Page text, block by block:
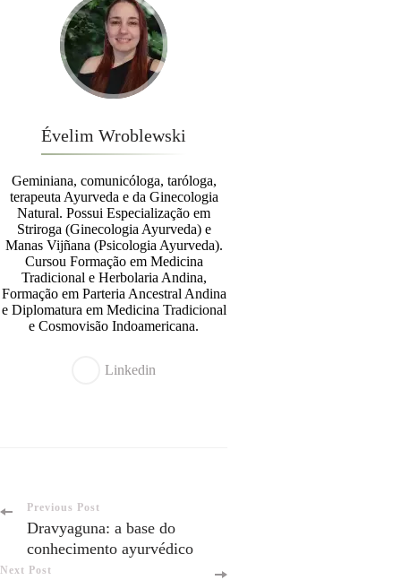
Évelim Wroblewski
Geminiana, comunicóloga, taróloga,
terapeuta Ayurveda e da Ginecologia
Natural. Possui Especialização em
Striroga (Ginecologia Ayurveda) e
Manas Vijñana (Psicologia Ayurveda).
Cursou Formação em Medicina
Tradicional e Herbolaria Andina,
Formação em Parteria Ancestral Andina
e Diplomatura em Medicina Tradicional
e Cosmovisão Indoamericana.
Post
Navigation
Previous Post
Dravyaguna: a base do
conhecimento ayurvédico
Next Post